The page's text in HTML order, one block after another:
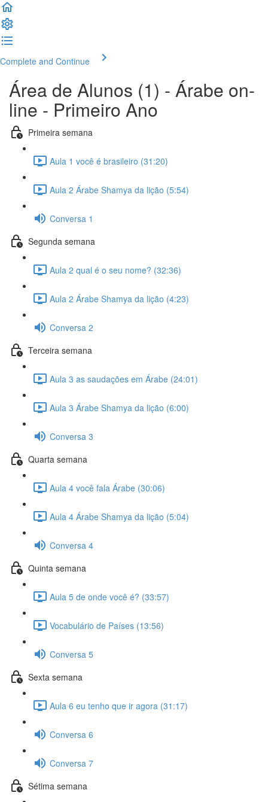
Complete and Continue
Área de Alunos (1) - Árabe on-
line - Primeiro Ano
Primeira semana
Aula 1 você é brasileiro (31:20)
Aula 2 Árabe Shamya da lição (5:54)
Conversa 1
Segunda semana
Aula 2 qual é o seu nome? (32:36)
Aula 2 Árabe Shamya da lição (4:23)
Conversa 2
Terceira semana
Aula 3 as saudações em Árabe (24:01)
Aula 3 Árabe Shamya da lição (6:00)
Conversa 3
Quarta semana
Aula 4 você fala Árabe (30:06)
Aula 4 Árabe Shamya da lição (5:04)
Conversa 4
Quinta semana
Aula 5 de onde você é? (33:57)
Vocabulário de Países (13:56)
Conversa 5
Sexta semana
Aula 6 eu tenho que ir agora (31:17)
Conversa 6
Conversa 7
Sétima semana